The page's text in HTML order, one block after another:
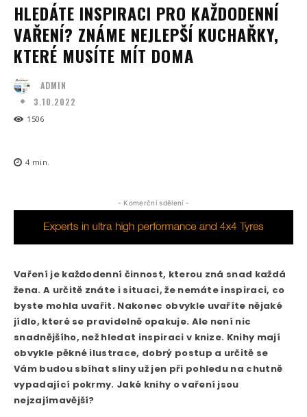
HLEDÁTE INSPIRACI PRO KAŽDODENNÍ
VAŘENÍ? ZNÁME NEJLEPŠÍ KUCHAŘKY,
KTERÉ MUSÍTE MÍT DOMA
ADMIN
3.10.2022
1506
4 min.
- Komerční sdělení -
Vaření je každodenní činnost, kterou zná snad každá
žena. A určitě znáte i situaci, že nemáte inspiraci, co
byste mohla uvařit. Nakonec obvykle uvaříte nějaké
jídlo, které se pravidelně opakuje. Ale není nic
snadnějšího, než hledat inspiraci v knize. Knihy mají
obvykle pěkné ilustrace, dobrý postup a určitě se
Vám budou sbíhat sliny už jen při pohledu na chutně
vypadající pokrmy. Jaké knihy o vaření jsou
nejzajímavější?